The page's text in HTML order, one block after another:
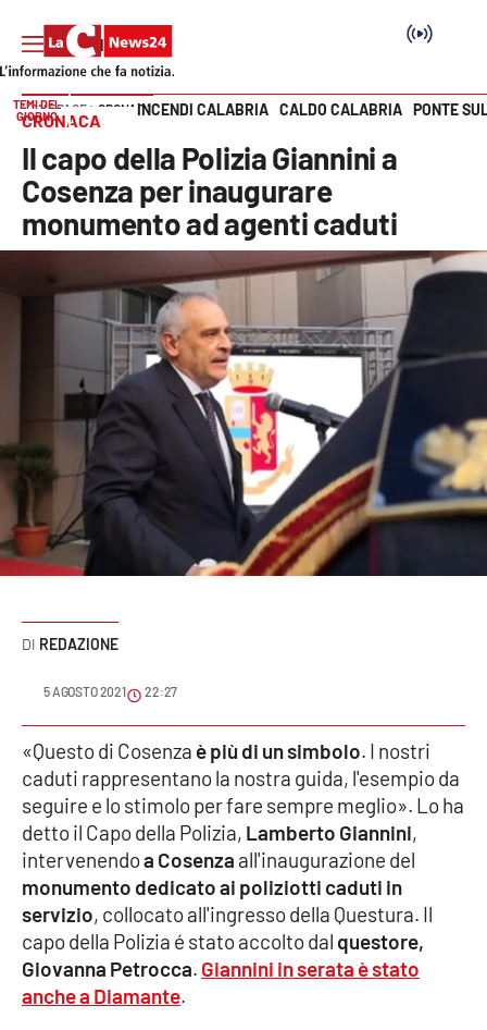
SEZIONI
Cronaca
Politica
Economia e lavoro
Italia Mondo
Sanità
Sport
Meteo
Editoriali
VIDEO
Ambiente
Cronaca
Vai
TEMI DEL
GIORNO
INCENDI CALABRIA CALDO CALABRIA PONTE
HOME PAGE CRONACA
CRONACA
Il capo della Polizia Giannini a
Cosenza per inaugurare
monumento ad agenti caduti
REDAZIONE
5 AGOSTO 2021 22:27
«Questo di Cosenza è più di un simbolo. I nostri
caduti rappresentano la nostra guida, l'esempio da
seguire e lo stimolo per fare sempre meglio». Lo ha
detto il Capo della Polizia, Lamberto Giannini,
intervenendoa Cosenza all'inaugurazione del
monumento dedicato ai poliziotti caduti in
servizio, collocato all'ingresso della Questura. Il
capo della Polizia é stato accolto dal questore,
Giovanna Petrocca. Giannini in serata è stato
anche a Diamante.